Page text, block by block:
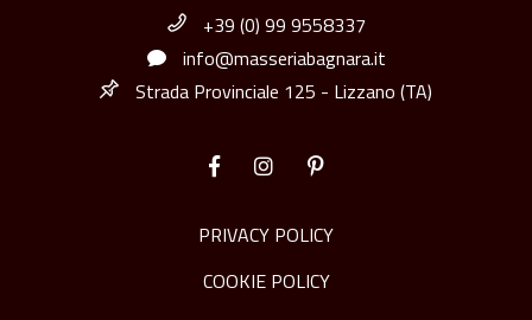
+39 (0) 99 9558337
info@masseriabagnara.it
Strada Provinciale 125 - Lizzano (TA)
PRIVACY POLICY
COOKIE POLICY